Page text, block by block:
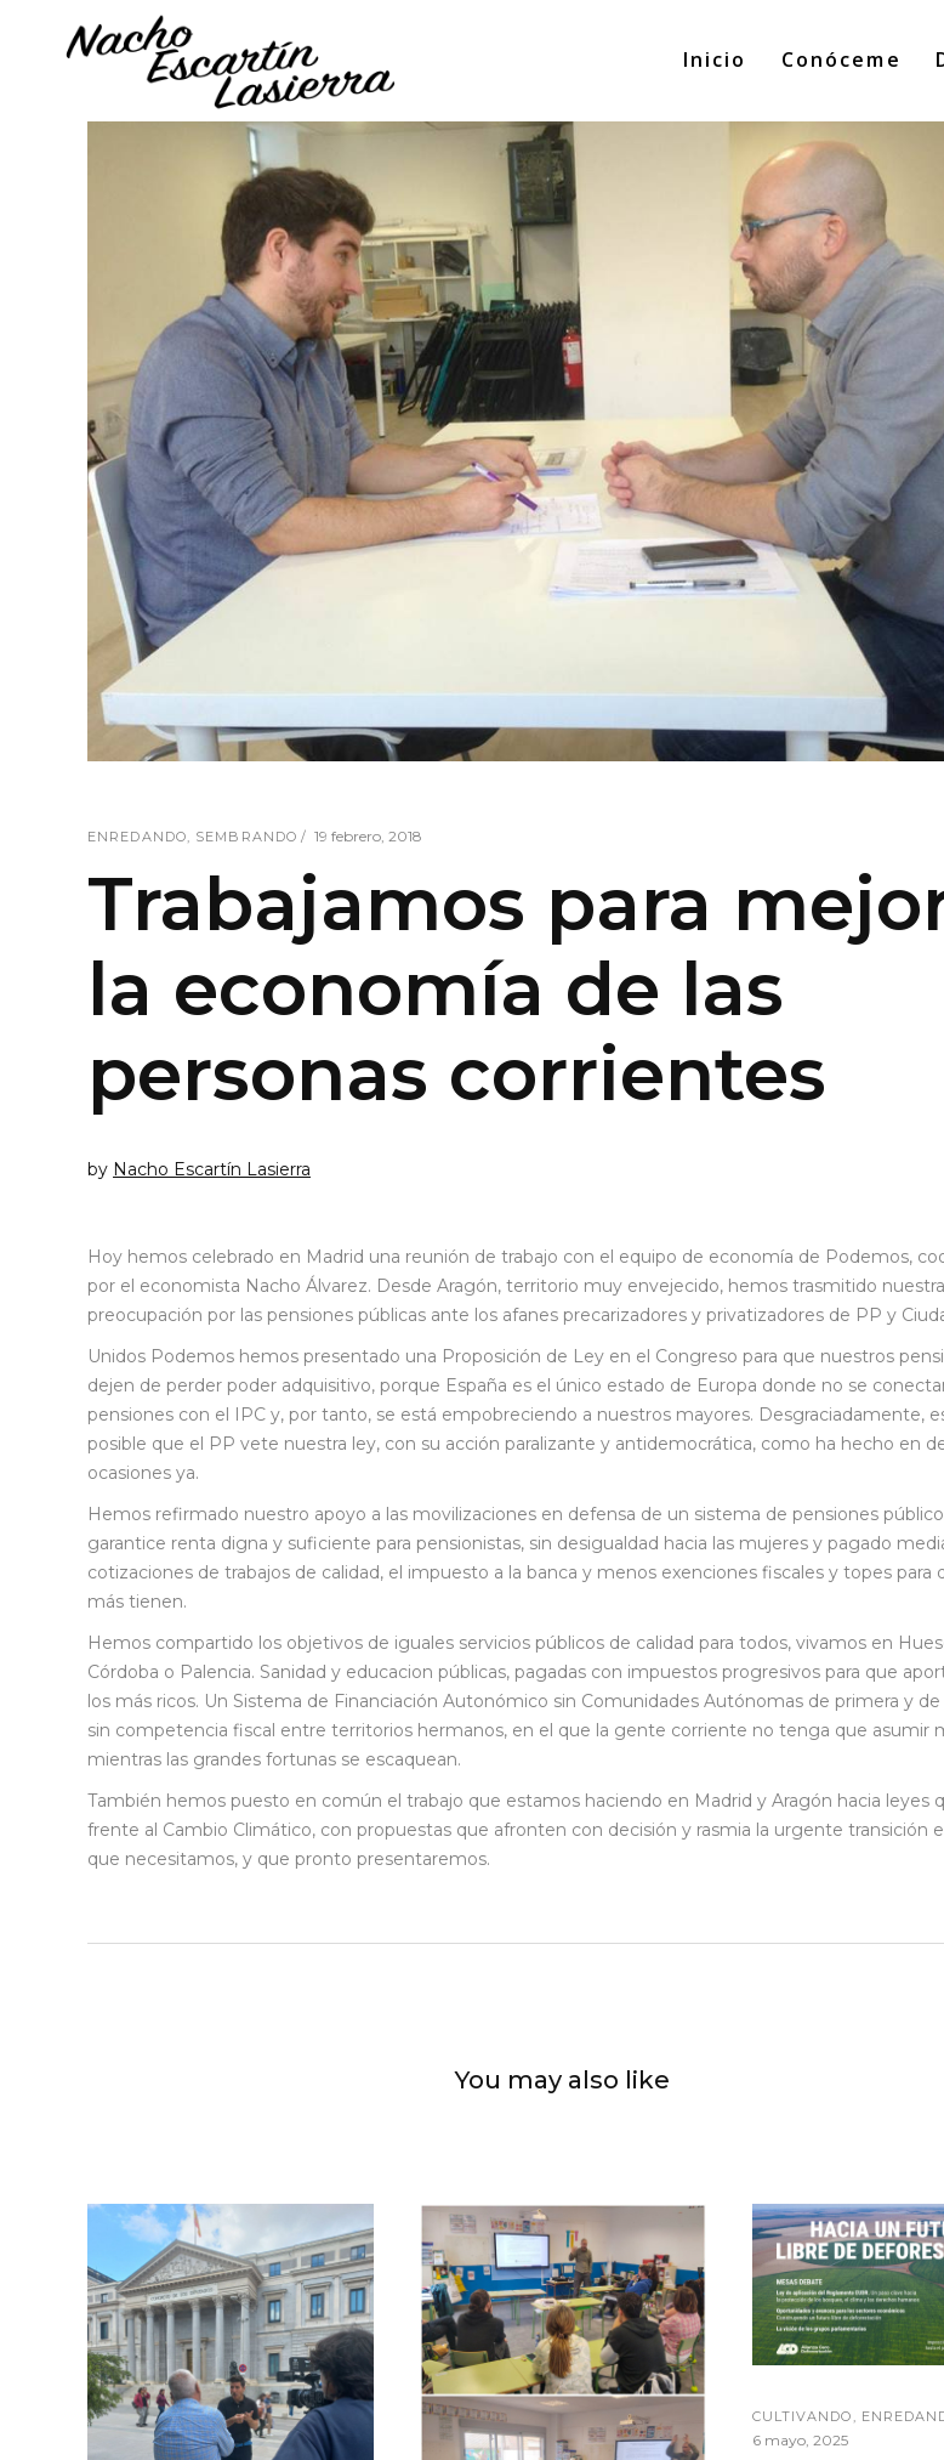
Inicio Conóceme
ENREDANDO, SEMBRANDO 19 febrero, 2018
Trabajamos para
la economía de las
personas corrientes
by Nacho Escartín Lasierra
Hoy hemos celebrado en Madrid una reunión de trabajo con el equipo de economía de Podemos,
por el economista Nacho Álvarez. Desde Aragón, territorio muy envejecido, hemos trasmitido nuestra
preocupación por las pensiones públicas ante los afanes precarizadores y privatizadores de PP y
Unidos Podemos hemos presentado una Proposición de Ley en el Congreso para que nuestros
dejen de perder poder adquisitivo, porque España es el único estado de Europa donde no se
pensiones con el IPC y, por tanto, se está empobreciendo a nuestros mayores. Desgraciadamente,
posible que el PP vete nuestra ley, con su acción paralizante y antidemocrática, como ha hecho en
ocasiones ya.
Hemos refirmado nuestro apoyo a las movilizaciones en defensa de un sistema de pensiones
garantice renta digna y suficiente para pensionistas, sin desigualdad hacia las mujeres y pagado
cotizaciones de trabajos de calidad, el impuesto a la banca y menos exenciones fiscales y topes para
más tienen.
Hemos compartido los objetivos de iguales servicios públicos de calidad para todos, vivamos en
Córdoba o Palencia. Sanidad y educacion públicas, pagadas con impuestos progresivos para que
los más ricos. Un Sistema de Financiación Autonómico sin Comunidades Autónomas de primera y
sin competencia fiscal entre territorios hermanos, en el que la gente corriente no tenga que asumir
mientras las grandes fortunas se escaquean.
También hemos puesto en común el trabajo que estamos haciendo en Madrid y Aragón hacia leyes
frente al Cambio Climático, con propuestas que afronten con decisión y rasmia la urgente transición
que necesitamos, y que pronto presentaremos.
You may also like
CULTIVANDO ,
6 mayo, 2025